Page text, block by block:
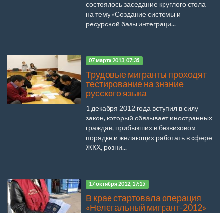
состоялось заседание круглого стола
на тему «Создание системы и
ресурсной базы интеграци...
07 марта 2013, 07:35
Трудовые мигранты проходят
тестирование на знание
русского языка
1 декабря 2012 года вступил в силу
закон, который обязывает иностранных
граждан, прибывших в безвизовом
порядке и желающих работать в сфере
ЖКХ, розни...
17 октября 2012, 17:15
В крае стартовала операция
«Нелегальный мигрант-2012»